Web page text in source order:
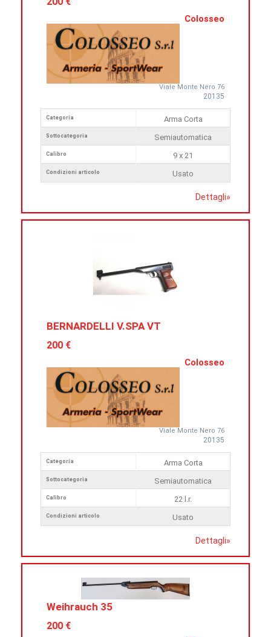
Colosseo
Viale Monte Nero 76
20135
Categoria
Sottocategoria
Calibro
Condizioni articolo
Arma Corta
Semiautomatica
9 x 21
Usato
Dettagli»
BERNARDELLI V.SPA VT
200 €
Colosseo
Viale Monte Nero 76
20135
Categoria
Sottocategoria
Calibro
Condizioni articolo
Arma Corta
Semiautomatica
22 l.r.
Usato
Dettagli»
Weihrauch 35
200 €